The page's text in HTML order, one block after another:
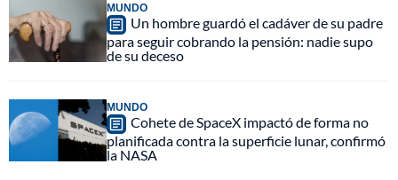
MUNDO
Un hombre guardó el cadáver de su padre
para seguir cobrando la pensión: nadie supo
de su deceso
MUNDO
Cohete de SpaceX impactó de forma no
planificada contra la superficie lunar, confirmó
la NASA